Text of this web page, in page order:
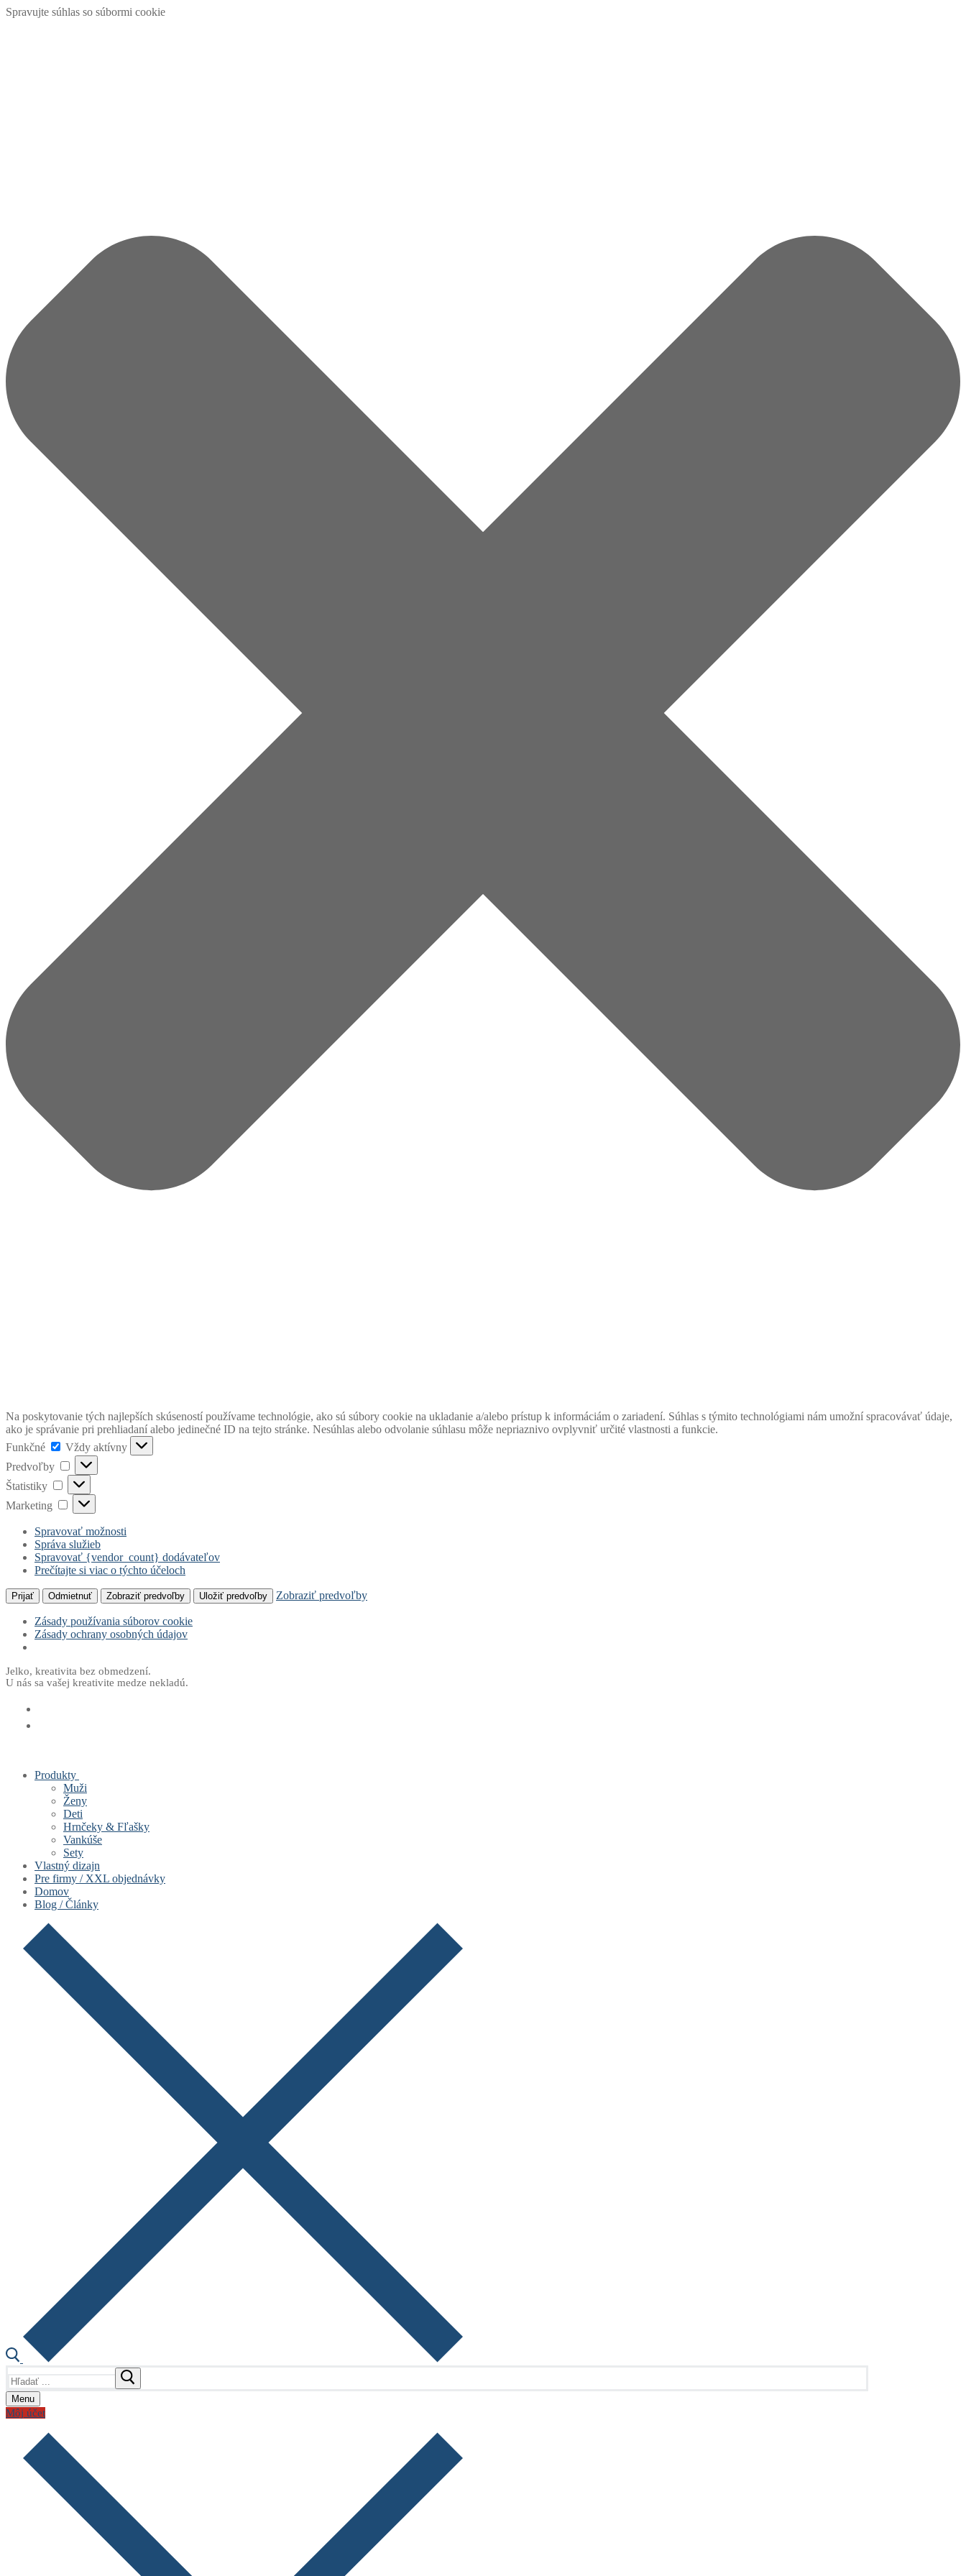
Spravujte súhlas so súbormi cookie
Na poskytovanie tých najlepších skúseností používame technológie, ako sú súbory cookie na ukladanie a/alebo prístup k informáciám o zariadení. Súhlas s týmito technológiami nám umožní spracovávať údaje,
ako je správanie pri prehliadaní alebo jedinečné ID na tejto stránke. Nesúhlas alebo odvolanie súhlasu môže nepriaznivo ovplyvniť určité vlastnosti a funkcie.
Funkčné
Funkčné
Vždy aktívny
Predvoľby
Predvoľby
Štatistiky Štatistiky
Marketing Marketing
Spravovať možnosti
Správa služieb
Spravovať {vendor_count} dodávateľov
Prečítajte si viac o týchto účeloch
Prijať Odmietnuť Zobraziť predvoľby Uložiť predvoľby Zobraziť predvoľby
Zásady používania súborov cookie
Zásady ochrany osobných údajov
Preskočiť
na
Menu
Zavrieť
Jelko, kreativita bez obmedzení.
U nás sa vašej kreativite medze nekladú.
Produkty
Muži
Ženy
Deti
Hrnčeky & Fľašky
Vankúše
Sety
Vlastný dizajn
Pre firmy / XXL objednávky
Domov
Blog / Články
Menu
Môj účet